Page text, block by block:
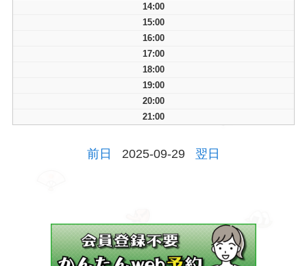
14:00
15:00
16:00
17:00
18:00
19:00
20:00
21:00
前日 2025-09-29 翌日